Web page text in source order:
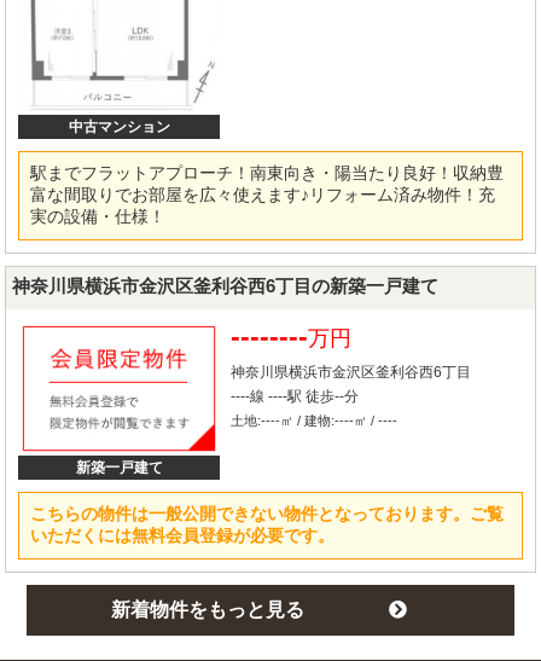
中古マンション
駅までフラットアプローチ！南東向き・陽当たり良好！収納豊
富な間取りでお部屋を広々使えます♪リフォーム済み物件！充
実の設備・仕様！
神奈川県横浜市金沢区釜利谷西6丁目の新築一戸建て
新築一戸建て
--------万円
神奈川県横浜市金沢区釜利谷西6丁目
----線 ----駅 徒歩--分
土地:----㎡ / 建物:----㎡ / ----
こちらの物件は一般公開できない物件となっております。ご覧
いただくには無料会員登録が必要です。
新着物件をもっと見る